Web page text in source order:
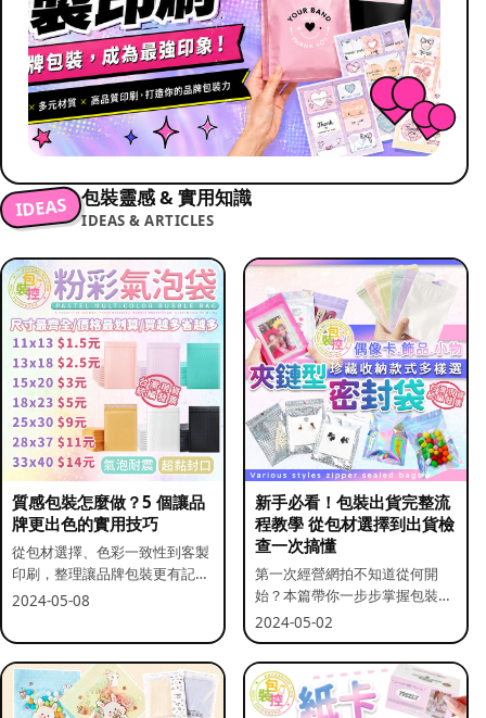
IDEAS 包裝靈感 & 實用知識
IDEAS & ARTICLES
質感包裝怎麼做？5 個讓品
牌更出色的實用技巧
從包材選擇、色彩一致性到客製
印刷，整理讓品牌包裝更有記憶
點的實用做法。
2024-05-08
新手必看！包裝出貨完整流
程教學 從包材選擇到出貨檢
查一次搞懂
第一次經營網拍不知道從何開
始？本篇帶你一步步掌握包裝流
程與出貨前檢查重點。
2024-05-02